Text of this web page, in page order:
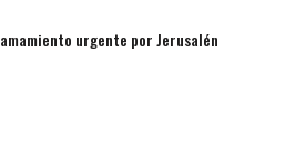
urgente por Jerusalén